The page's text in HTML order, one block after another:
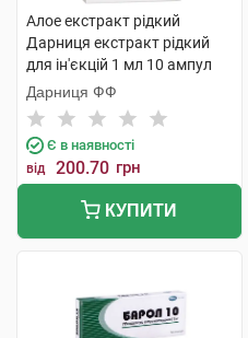
Алое екстракт рідкий
Дарниця екстракт рідкий
для ін'єкцій 1 мл 10 ампул
Дарниця ФФ
Є в наявності
від 200.70 грн
КУПИТИ